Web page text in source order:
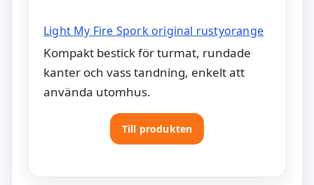
Light My Fire Spork original rustyorange
Kompakt bestick för turmat, rundade
kanter och vass tandning, enkelt att
använda utomhus.
Till produkten